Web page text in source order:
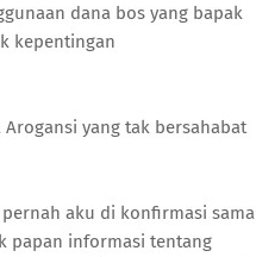
dana bos yang bapak
kepentingan
yang tak bersahabat
aku di konfirmasi sama
papan informasi tentang